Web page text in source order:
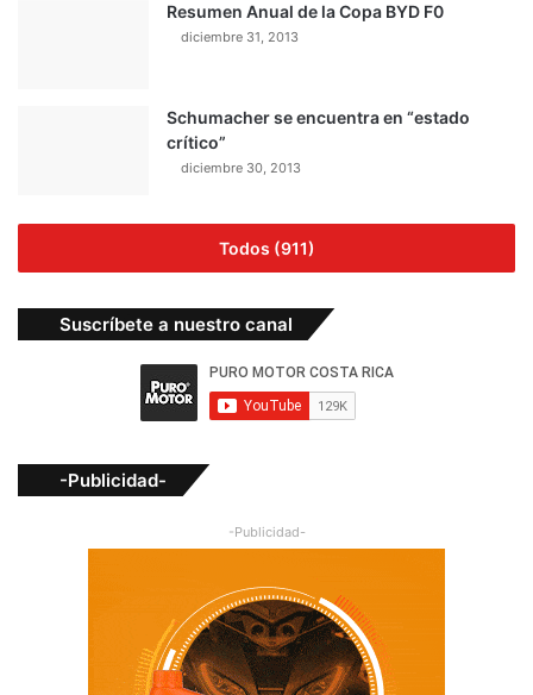
Resumen Anual de la Copa BYD F0
diciembre 31, 2013
Schumacher se encuentra en “estado
crítico”
diciembre 30, 2013
Todos (911)
Suscríbete a nuestro canal
-Publicidad-
-Publicidad-